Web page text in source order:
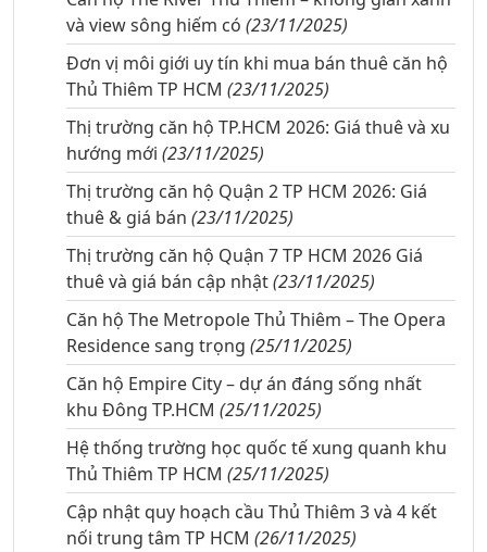
và view sông hiếm có (23/11/2025)
Đơn vị môi giới uy tín khi mua bán thuê căn hộ
Thủ Thiêm TP HCM (23/11/2025)
Thị trường căn hộ TP.HCM 2026: Giá thuê và xu
hướng mới (23/11/2025)
Thị trường căn hộ Quận 2 TP HCM 2026: Giá
thuê & giá bán (23/11/2025)
Thị trường căn hộ Quận 7 TP HCM 2026 Giá
thuê và giá bán cập nhật(23/11/2025)
Căn hộ The Metropole Thủ Thiêm – The Opera
Residence sang trọng (25/11/2025)
Căn hộ Empire City – dự án đáng sống nhất
khu Đông TP.HCM (25/11/2025)
Hệ thống trường học quốc tế xung quanh khu
Thủ Thiêm TP HCM (25/11/2025)
Cập nhật quy hoạch cầu Thủ Thiêm 3 và 4 kết
nối trung tâm TP HCM (26/11/2025)